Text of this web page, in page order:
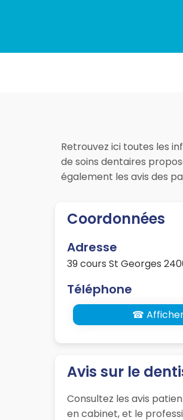
Retrouvez ici toutes les
de soins dentaires
également les avis des
Coordonnées
Adresse
39 cours St Georges
Téléphone
☎ Afficher
Avis sur le
Consultez les avis
en cabinet, et le